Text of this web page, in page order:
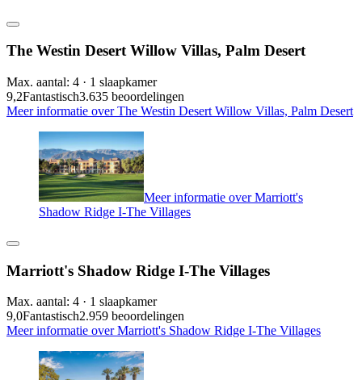
The Westin Desert Willow Villas, Palm Desert
Max. aantal: 4 · 1 slaapkamer
9,2Fantastisch3.635 beoordelingen
Meer informatie over The Westin Desert Willow Villas, Palm Desert
Meer informatie over Marriott's
Shadow Ridge I-The Villages
Marriott's Shadow Ridge I-The Villages
Max. aantal: 4 · 1 slaapkamer
9,0Fantastisch2.959 beoordelingen
Meer informatie over Marriott's Shadow Ridge I-The Villages